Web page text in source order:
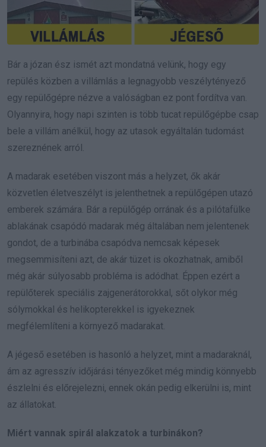
Bár a józan ész ismét azt mondatná velünk, hogy egy
repülés közben a villámlás a legnagyobb veszélytényező
egy repülőgépre nézve a valóságban ez pont fordítva van.
Olyannyira, hogy napi szinten is több tucat repülőgépbe csap
bele a villám anélkül, hogy az utasok egyáltalán tudomást
szereznének arról.
A madarak esetében viszont más a helyzet, ők akár
közvetlen életveszélyt is jelenthetnek a repülőgépen utazó
emberek számára. Bár a repülőgép orrának és a pilótafülke
ablakának csapódó madarak még általában nem jelentenek
gondot, de a turbinába csapódva nemcsak képesek
megsemmisíteni azt, de akár tüzet is okozhatnak, amiből
még akár súlyosabb probléma is adódhat. Éppen ezért a
repülőterek speciális zajgenerátorokkal, sőt olykor még
sólymokkal és helikopterekkel is igyekeznek
megfélemlíteni a környező madarakat.
A jégeső esetében is hasonló a helyzet, mint a madaraknál,
ám az agresszív időjárási tényezőket még mindig könnyebb
észlelni és előrejelezni, ennek okán pedig elkerülni is, mint
az állatokat.
Miért vannak spirál alakzatok a turbinákon?